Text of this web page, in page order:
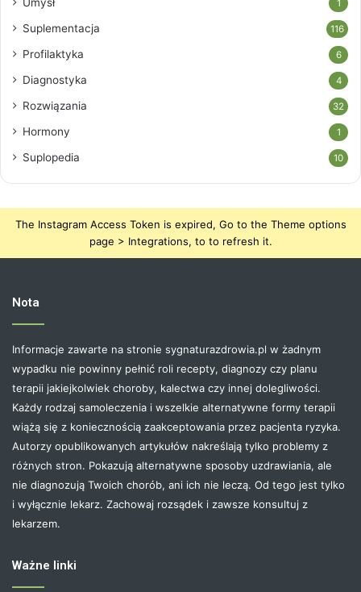
1
Suplementacja 116
Profilaktyka 6
Diagnostyka 4
Rozwiązania 32
Hormony 1
Suplopedia 10
The Instagram Access Token is expired, Go to the Theme options
page > Integrations, to to refresh it.
Nota
Informacje zawarte na stronie sygnaturazdrowia.pl w żadnym
wypadku nie powinny pełnić roli recepty, diagnozy czy planu
terapii jakiejkolwiek choroby, kalectwa czy innej dolegliwości.
Każdy rodzaj samoleczenia i wszelkie alternatywne formy terapii
wiążą się z koniecznością zaakceptowania przez pacjenta ryzyka.
Autorzy opublikowanych artykułów nakreślają tylko problemy z
różnych stron. Pokazują alternatywne sposoby uzdrawiania, ale
nie diagnozują Twoich chorób, ani ich nie leczą. Od tego jest tylko
i wyłącznie lekarz. Zachowaj rozsądek i zawsze konsultuj z
lekarzem.
Ważne linki